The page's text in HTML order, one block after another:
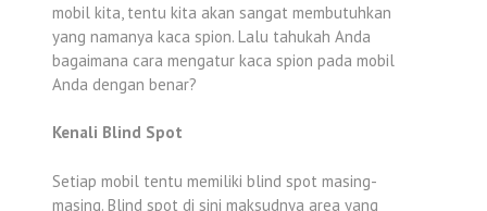
mobil kita, tentu kita akan sangat membutuhkan
yang namanya kaca spion. Lalu tahukah Anda
bagaimana cara mengatur kaca spion pada mobil
Anda dengan benar?
Kenali Blind Spot
Setiap mobil tentu memiliki blind spot masing-
masing. Blind spot di sini maksudnya area yang